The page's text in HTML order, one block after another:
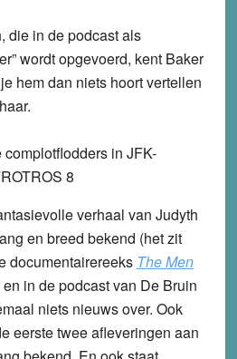
die in de podcast als
wordt opgevoerd, kent Baker
hem dan niets hoort vertellen
verhaal van Judyth
en breed bekend (het zit
documentairereeks The Men
en in de podcast van De Bruin
niets nieuws over. Ook
eerste twee afleveringen aan